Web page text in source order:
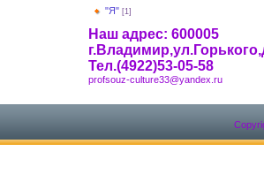
"Я" [1]
Наш адрес: 600005
Тел.(4922)53-05-58
profsouz-culture33@yandex.ru